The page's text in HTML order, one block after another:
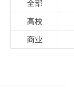
全部
高校
商业